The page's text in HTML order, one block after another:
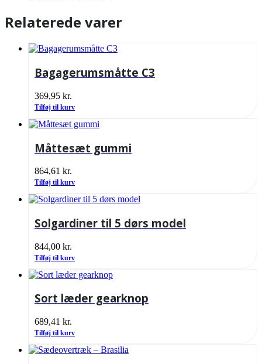
Relaterede varer
Bagagerumsmåtte C3
369,95 kr.
Tilføj til kurv
Måttesæt gummi
864,61 kr.
Tilføj til kurv
Solgardiner til 5 dørs model
844,00 kr.
Tilføj til kurv
Sort læder gearknop
689,41 kr.
Tilføj til kurv